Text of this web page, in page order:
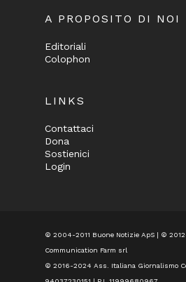
A PROPOSITO DI NOI
Editoriali
Colophon
LINKS
Contattaci
Dona
Sostienici
Login
© 2004-2011 Buone Notizie ApS | ©
Communication Farm srl
© 2016-2024 Ass. Italiana Giornalismo